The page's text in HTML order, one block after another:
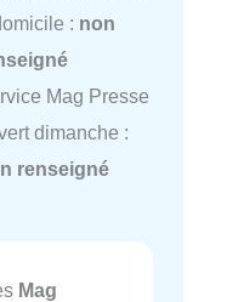
: non
Mag Presse
dimanche :
renseigné
Mag